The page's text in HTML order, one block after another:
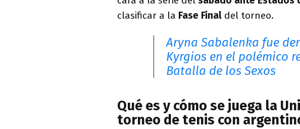
clasificar a la Fase Final del torneo.
Aryna Sabalenka fue
Kyrgios en el polémico
Batalla de los Sexos
Qué es y cómo se juega la
torneo de tenis con